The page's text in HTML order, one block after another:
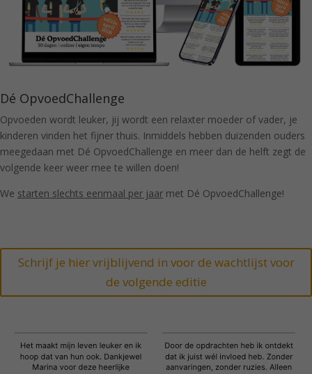
Dé OpvoedChallenge
Opvoeden wordt leuker, jij wordt een relaxter moeder of vader, je
kinderen vinden het fijner thuis. Inmiddels hebben duizenden ouders
meegedaan met Dé OpvoedChallenge en meer dan de helft zegt de
volgende keer weer mee te willen doen!
We starten slechts eenmaal per jaar met Dé OpvoedChallenge!
Schrijf je hier vrijblijvend in voor de wachtlijst voor
de volgende editie